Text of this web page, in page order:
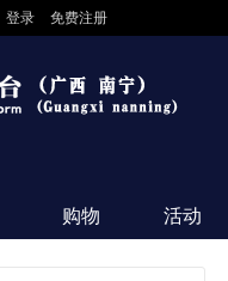
登录 免费注册
购物 活动